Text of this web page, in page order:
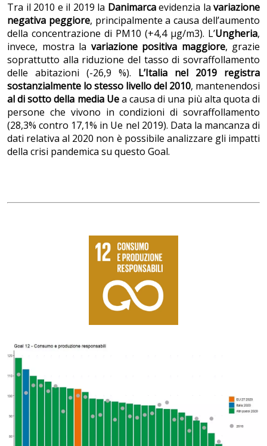
Tra il 2010 e il 2019 la Danimarcaevidenzia la variazione
negativa peggiore, principalmente a causa dell’aumento
della concentrazione di PM10 (+4,4 µg/m3). L’Ungheria,
invece, mostra la variazione positiva maggiore, grazie
soprattutto alla riduzione del tasso di sovraffollamento
delle abitazioni (-26,9 %). L’Italia nel 2019 registra
sostanzialmente lo stesso livello del 2010, mantenendosi
al di sotto della media Uea causa di una più alta quota di
persone che vivono in condizioni di sovraffollamento
(28,3% contro 17,1% in Ue nel 2019). Data la mancanza di
dati relativa al 2020 non è possibile analizzare gli impatti
della crisi pandemica su questo Goal.